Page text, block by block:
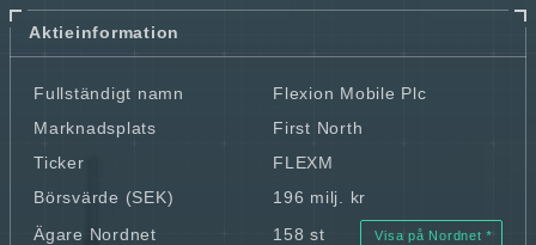
Aktieinformation
Fullständigt namn
Flexion Mobile Plc
Marknadsplats
First North
Ticker
FLEXM
Börsvärde (SEK)
196 milj. kr
Ägare Nordnet
158 st Visa på Nordnet